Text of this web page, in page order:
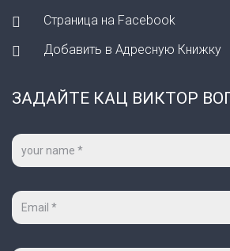
Страница на Facebook
Добавить в Адресную Книжку
ЗАДАЙТЕ КАЦ ВИКТОР
Ваше
имя
Ваш
mail